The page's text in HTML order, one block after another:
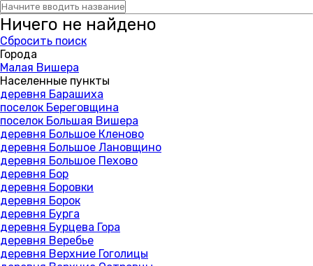
Ничего не найдено
Сбросить поиск
Города
Малая Вишера
Населенные пункты
деревня Барашиха
поселок Береговщина
поселок Большая Вишера
деревня Большое Кленово
деревня Большое Лановщино
деревня Большое Пехово
деревня Бор
деревня Боровки
деревня Борок
деревня Бурга
деревня Бурцева Гора
деревня Веребье
деревня Верхние Гоголицы